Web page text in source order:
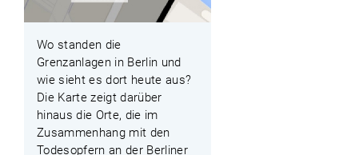
Wo standen die
Grenzanlagen in Berlin und
wie sieht es dort heute aus?
Die Karte zeigt darüber
hinaus die Orte, die im
Zusammenhang mit den
Todesopfern an der Berliner